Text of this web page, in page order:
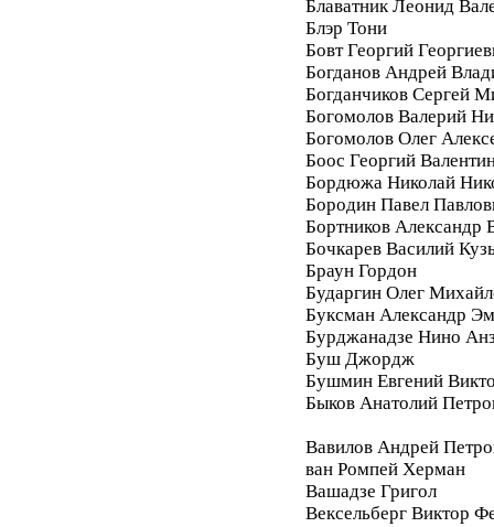
Блаватник Леонид
Блэр Тони
Бовт Георгий
Богданов Андрей
Богданчиков Сергей
Богомолов Валерий
Богомолов Олег
Боос Георгий
Бордюжа Николай
Бородин Павел
Бортников Александр
Бочкарев Василий
Браун Гордон
Бударгин Олег
Буксман Александр
Бурджанадзе Нино
Буш Джордж
Бушмин Евгений
Быков Анатолий
Вавилов Андрей
ван Ромпей Херман
Вашадзе Григол
Вексельберг Виктор